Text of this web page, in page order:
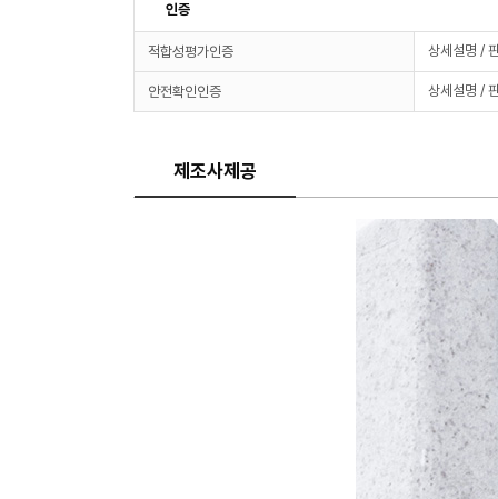
인증
적합성평가인증 상세설명 /
안전확인인증 상세설명 /
제조사제공